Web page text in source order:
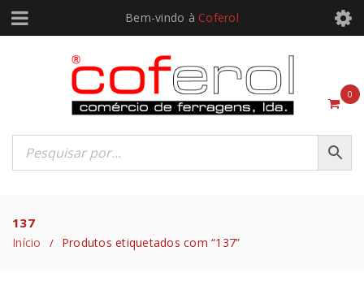
Bem-vindo à Coferol
0
137
Início / Produtos etiquetados com “137”